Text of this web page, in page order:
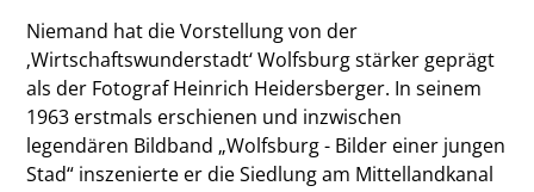
Niemand hat die Vorstellung von der
‚Wirtschaftswunderstadt‘ Wolfsburg stärker geprägt
als der Fotograf Heinrich Heidersberger. In seinem
1963 erstmals erschienen und inzwischen
legendären Bildband „Wolfsburg - Bilder einer jungen
Stad“ inszenierte er die Siedlung am Mittellandkanal